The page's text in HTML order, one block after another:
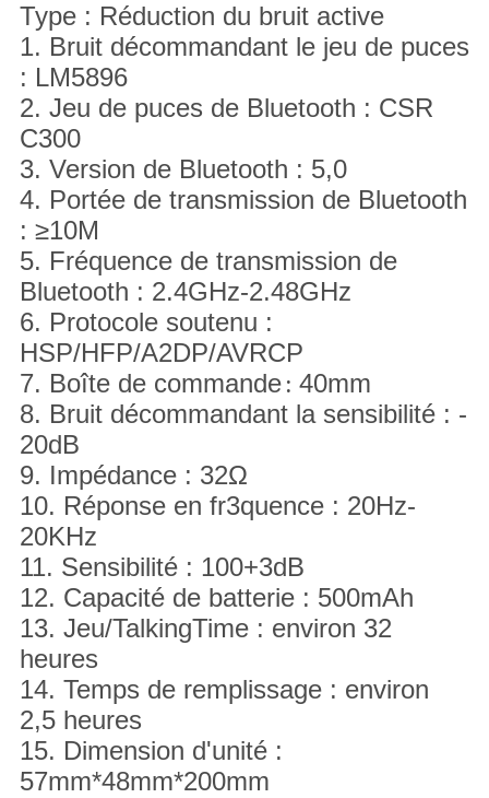
Type : Réduction du bruit active
1. Bruit décommandant le jeu de puces
: LM5896
2. Jeu de puces de Bluetooth : CSR
C300
3. Version de Bluetooth : 5,0
4. Portée de transmission de Bluetooth
: ≥10M
5. Fréquence de transmission de
Bluetooth : 2.4GHz-2.48GHz
6. Protocole soutenu :
HSP/HFP/A2DP/AVRCP
7. Boîte de commande: 40mm
8. Bruit décommandant la sensibilité : -
20dB
9. Impédance : 32Ω
10. Réponse en fr3quence : 20Hz-
20KHz
11. Sensibilité : 100+3dB
12. Capacité de batterie : 500mAh
13. Jeu/TalkingTime : environ 32
heures
14. Temps de remplissage : environ
2,5 heures
15. Dimension d'unité :
57mm*48mm*200mm